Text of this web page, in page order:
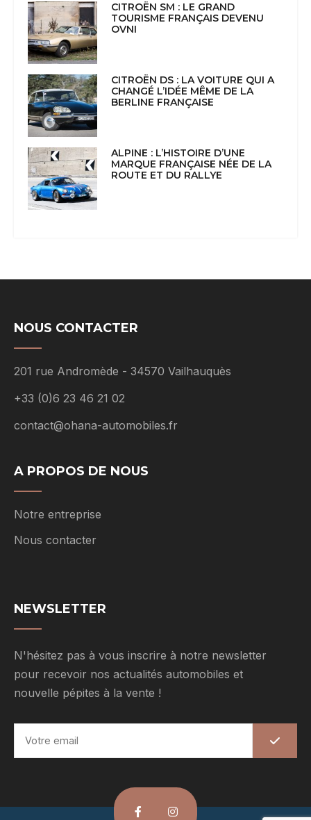
CITROËN SM : LE GRAND
TOURISME FRANÇAIS DEVENU
OVNI
CITROËN DS : LA VOITURE QUI A
CHANGÉ L’IDÉE MÊME DE LA
BERLINE FRANÇAISE
ALPINE : L’HISTOIRE D’UNE
MARQUE FRANÇAISE NÉE DE LA
ROUTE ET DU RALLYE
NOUS CONTACTER
201 rue Andromède - 34570 Vailhauquès
+33 (0)6 23 46 21 02
contact@ohana-automobiles.fr
A PROPOS DE NOUS
Notre entreprise
Nous contacter
NEWSLETTER
N'hésitez pas à vous inscrire à notre newsletter
pour recevoir nos actualités automobiles et
nouvelle pépites à la vente !